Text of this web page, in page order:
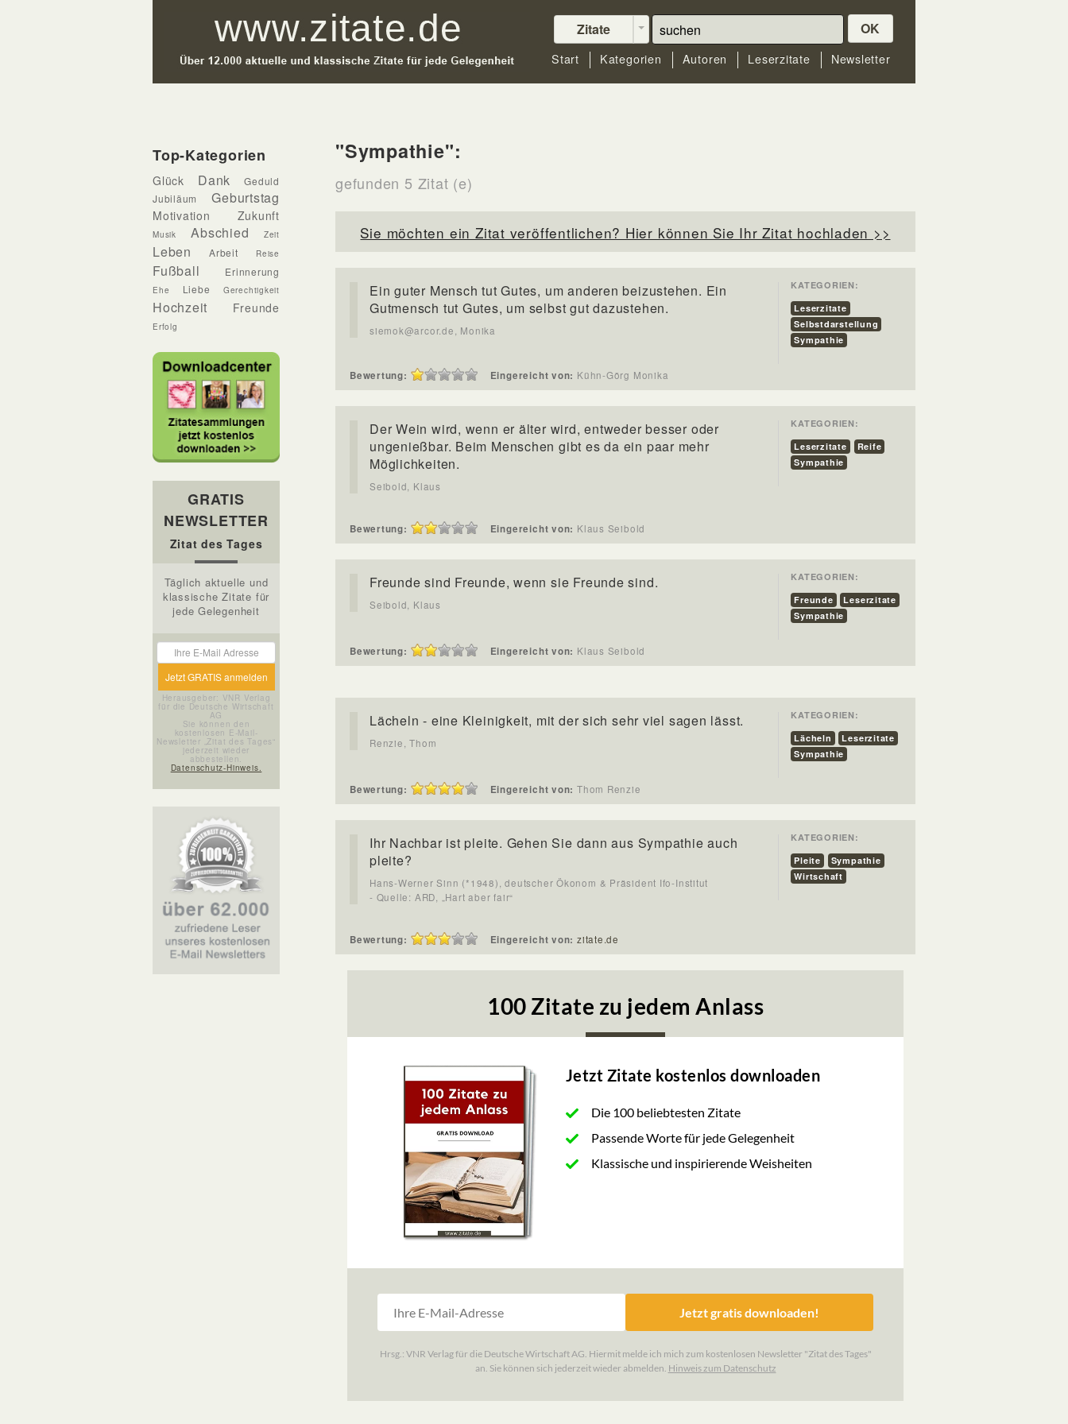
Zitate OK
Start Kategorien Autoren Leserzitate Newsletter
Top-Kategorien
Glück Dank
Geduld
Jubiläum
Geburtstag
Motivation Zukunft
Musik Abschied Zeit
Leben Arbeit Reise
Fußball Erinnerung
Ehe Liebe Gerechtigkeit
Hochzeit Freunde
Erfolg
GRATIS
NEWSLETTER
Zitat des Tages
Täglich aktuelle und
klassische Zitate für
jede Gelegenheit
Herausgeber: VNR Verlag
für die Deutsche Wirtschaft
AG
Sie können den
kostenlosen E-Mail-
Newsletter „Zitat des Tages“
jederzeit wieder
abbestellen.
Datenschutz-Hinweis.
"Sympathie":
gefunden 5 Zitat (e)
Sie möchten ein Zitat veröffentlichen? Hier können Sie Ihr Zitat hochladen >>
Ein guter Mensch tut Gutes, um anderen beizustehen. Ein
Gutmensch tut Gutes, um selbst gut dazustehen.
siemok@arcor.de, Monika
KATEGORIEN:
Leserzitate
Selbstdarstellung
Sympathie
Bewertung: Eingereicht von: Kühn-Görg Monika
Der Wein wird, wenn er älter wird, entweder besser oder
ungenießbar. Beim Menschen gibt es da ein paar mehr
Möglichkeiten.
Seibold, Klaus
KATEGORIEN:
Leserzitate
Reife
Sympathie
Bewertung: Eingereicht von: Klaus Seibold
Freunde sind Freunde, wenn sie Freunde sind.
Seibold, Klaus
KATEGORIEN:
Freunde
Leserzitate
Sympathie
Bewertung: Eingereicht von: Klaus Seibold
Lächeln - eine Kleinigkeit, mit der sich sehr viel sagen lässt.
Renzie, Thom
KATEGORIEN:
Lächeln
Leserzitate
Sympathie
Bewertung: Eingereicht von: Thom Renzie
Ihr Nachbar ist pleite. Gehen Sie dann aus Sympathie auch
pleite?
Hans-Werner Sinn (*1948), deutscher Ökonom & Präsident Ifo-Institut
- Quelle: ARD, „Hart aber fair“
KATEGORIEN:
Pleite
Sympathie
Wirtschaft
Bewertung: Eingereicht von: zitate.de